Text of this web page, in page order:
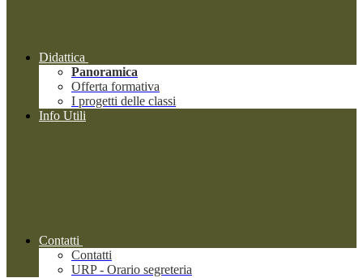
Didattica
Panoramica
Offerta formativa
I progetti delle classi
Info Utili
Contatti
Contatti
URP - Orario segreteria